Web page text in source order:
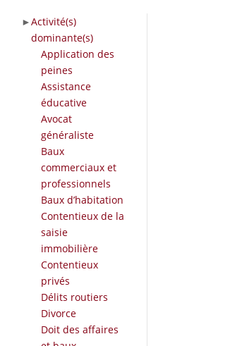
Activité(s)
dominante(s)
Application des
peines
Assistance
éducative
Avocat
généraliste
Baux
commerciaux et
professionnels
Baux d’habitation
Contentieux de la
saisie
immobilière
Contentieux
privés
Délits routiers
Divorce
Doit des affaires